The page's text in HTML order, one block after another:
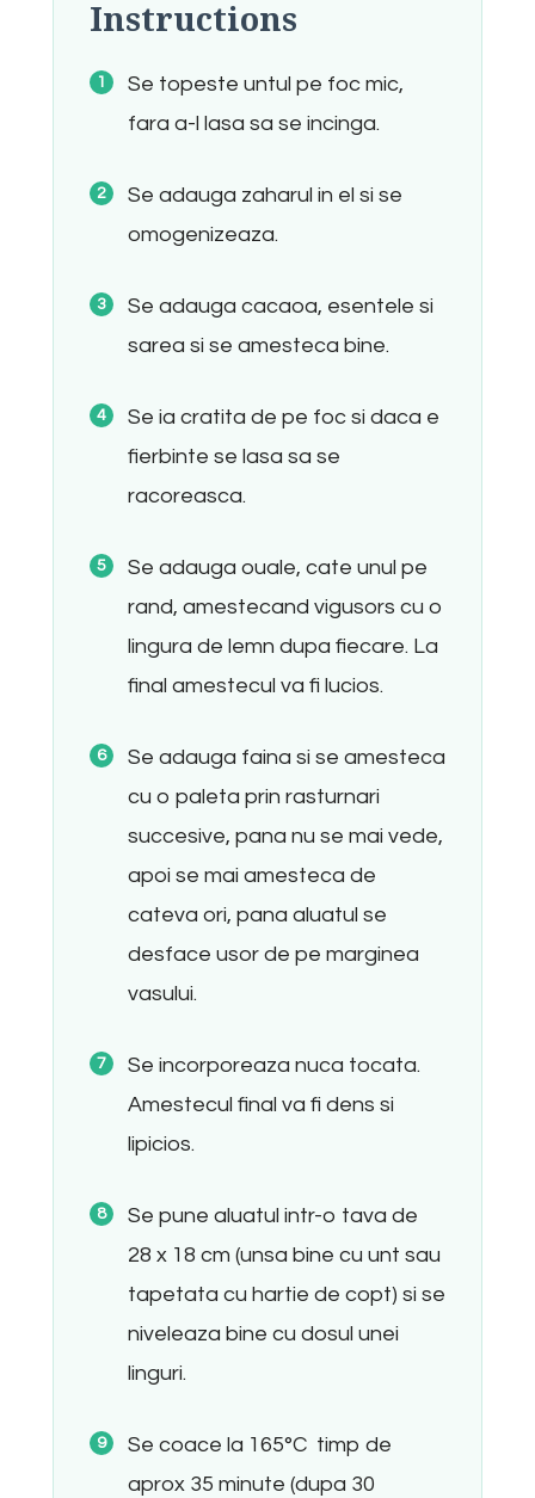
Instructions
Se topeste untul pe foc mic,
fara a-l lasa sa se incinga.
Se adauga zaharul in el si se
omogenizeaza.
Se adauga cacaoa, esentele si
sarea si se amesteca bine.
Se ia cratita de pe foc si daca e
fierbinte se lasa sa se
racoreasca.
Se adauga ouale, cate unul pe
rand, amestecand vigusors cu o
lingura de lemn dupa fiecare. La
final amestecul va fi lucios.
Se adauga faina si se amesteca
cu o paleta prin rasturnari
succesive, pana nu se mai vede,
apoi se mai amesteca de
cateva ori, pana aluatul se
desface usor de pe marginea
vasului.
Se incorporeaza nuca tocata.
Amestecul final va fi dens si
lipicios.
Se pune aluatul intr-o tava de
28 x 18 cm (unsa bine cu unt sau
tapetata cu hartie de copt) si se
niveleaza bine cu dosul unei
linguri.
Se coace la 165°C timp de
aprox 35 minute (dupa 30